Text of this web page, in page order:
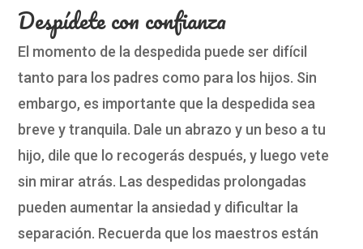
Despídete con confianza
El momento de la despedida puede ser difícil
tanto para los padres como para los hijos. Sin
embargo, es importante que la despedida sea
breve y tranquila. Dale un abrazo y un beso a tu
hijo, dile que lo recogerás después, y luego vete
sin mirar atrás. Las despedidas prolongadas
pueden aumentar la ansiedad y dificultar la
separación. Recuerda que los maestros están